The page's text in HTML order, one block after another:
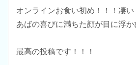
オンラインお食い初め！！！凄
あばの喜びに満ちた顔が目に浮
最高の投稿です！！！